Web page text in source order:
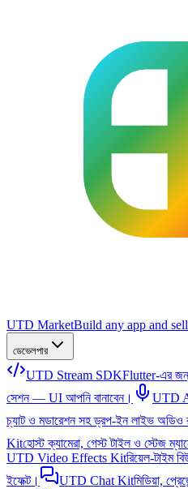
UTD MarketBuild any app and
ডেভেলপার
UTD Stream SDKFlutter-এর
সেশন — UI আপনি বানাবেন।
UTD
চ্যাট ও মডারেশন সহ ড্রপ-ইন লাইভ অডিও
Kitহোস্ট ক্যামেরা, গেস্ট টাইল ও স্টেজ
UTD Video Effects Kitরিয়েল-টাইম
ইফেক্ট।
UTD Chat Kitমিডিয়া,